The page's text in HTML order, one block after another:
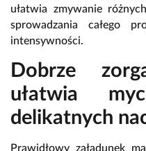
ułatwia zmywanie
sprowadzania całego
intensywności.
Dobrze
ułatwia
delikatnych
Prawidłowy załadunek